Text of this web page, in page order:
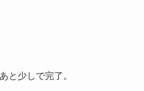
と少しで完了。